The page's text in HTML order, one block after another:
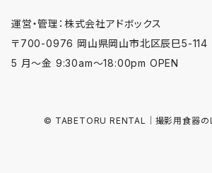
運営・管理：株式会社アドボックス
〒700-0976 岡山県岡山市北区辰巳5-
5 月〜金 9:30am〜18:00pm OPEN
© TABETORU RENTAL｜撮影用食器の